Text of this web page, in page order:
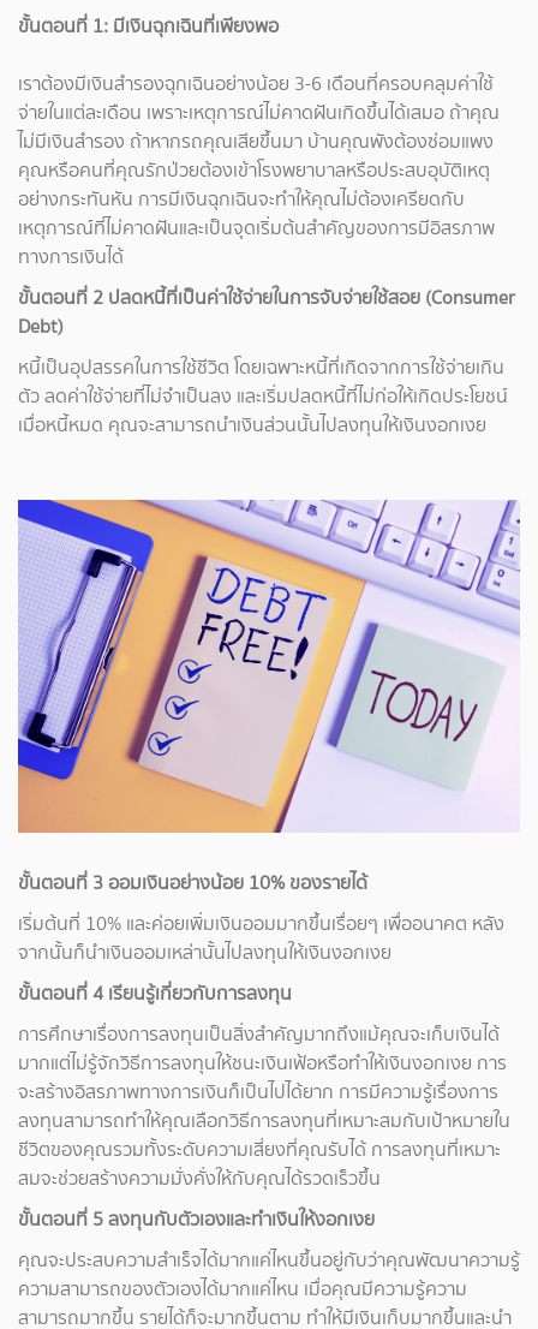
ขั้นตอนที่ 1: มีเงินฉุกเฉินที่เพียงพอ
เราต้องมีเงินสำรองฉุกเฉินอย่างน้อย 3-6 เดือนที่ครอบคลุมค่าใช้
จ่ายในแต่ละเดือน เพราะเหตุการณ์ไม่คาดฝันเกิดขึ้นได้เสมอ ถ้าคุณ
ไม่มีเงินสำรอง ถ้าหากรถคุณเสียขึ้นมา บ้านคุณพังต้องซ่อมแพง
คุณหรือคนที่คุณรักป่วยต้องเข้าโรงพยาบาลหรือประสบอุบัติเหตุ
อย่างกระทันหัน การมีเงินฉุกเฉินจะทำให้คุณไม่ต้องเครียดกับ
เหตุการณ์ที่ไม่คาดฝันและเป็นจุดเริ่มต้นสำคัญของการมีอิสรภาพ
ทางการเงินได้
ขั้นตอนที่ 2 ปลดหนี้ที่เป็นค่าใช้จ่ายในการจับจ่ายใช้สอย (Consumer
Debt)
หนี้เป็นอุปสรรคในการใช้ชีวิต โดยเฉพาะหนี้ที่เกิดจากการใช้จ่ายเกิน
ตัว ลดค่าใช้จ่ายที่ไม่จำเป็นลง และเริ่มปลดหนี้ที่ไม่ก่อให้เกิดประโยชน์
เมื่อหนี้หมด คุณจะสามารถนำเงินส่วนนั้นไปลงทุนให้เงินงอกเงย
ขั้นตอนที่ 3 ออมเงินอย่างน้อย 10% ของรายได้
เริ่มต้นที่ 10% และค่อยเพิ่มเงินออมมากขึ้นเรื่อยๆ เพื่ออนาคต หลัง
จากนั้นก็นำเงินออมเหล่านั้นไปลงทุนให้เงินงอกเงย
ขั้นตอนที่ 4 เรียนรู้เกี่ยวกับการลงทุน
การศึกษาเรื่องการลงทุนเป็นสิ่งสำคัญมากถึงแม้คุณจะเก็บเงินได้
มากแต่ไม่รู้จักวิธีการลงทุนให้ชนะเงินเฟ้อหรือทำให้เงินงอกเงย การ
จะสร้างอิสรภาพทางการเงินก็เป็นไปได้ยาก การมีความรู้เรื่องการ
ลงทุนสามารถทำให้คุณเลือกวิธีการลงทุนที่เหมาะสมกับเป้าหมายใน
ชีวิตของคุณรวมทั้งระดับความเสี่ยงที่คุณรับได้ การลงทุนที่เหมาะ
สมจะช่วยสร้างความมั่งคั่งให้กับคุณได้รวดเร็วขึ้น
ขั้นตอนที่ 5 ลงทุนกับตัวเองและทำเงินให้งอกเงย
คุณจะประสบความสำเร็จได้มากแค่ไหนขึ้นอยู่กับว่าคุณพัฒนาความรู้
ความสามารถของตัวเองได้มากแค่ไหน เมื่อคุณมีความรู้ความ
สามารถมากขึ้น รายได้ก็จะมากขึ้นตาม ทำให้มีเงินเก็บมากขึ้นและนำ